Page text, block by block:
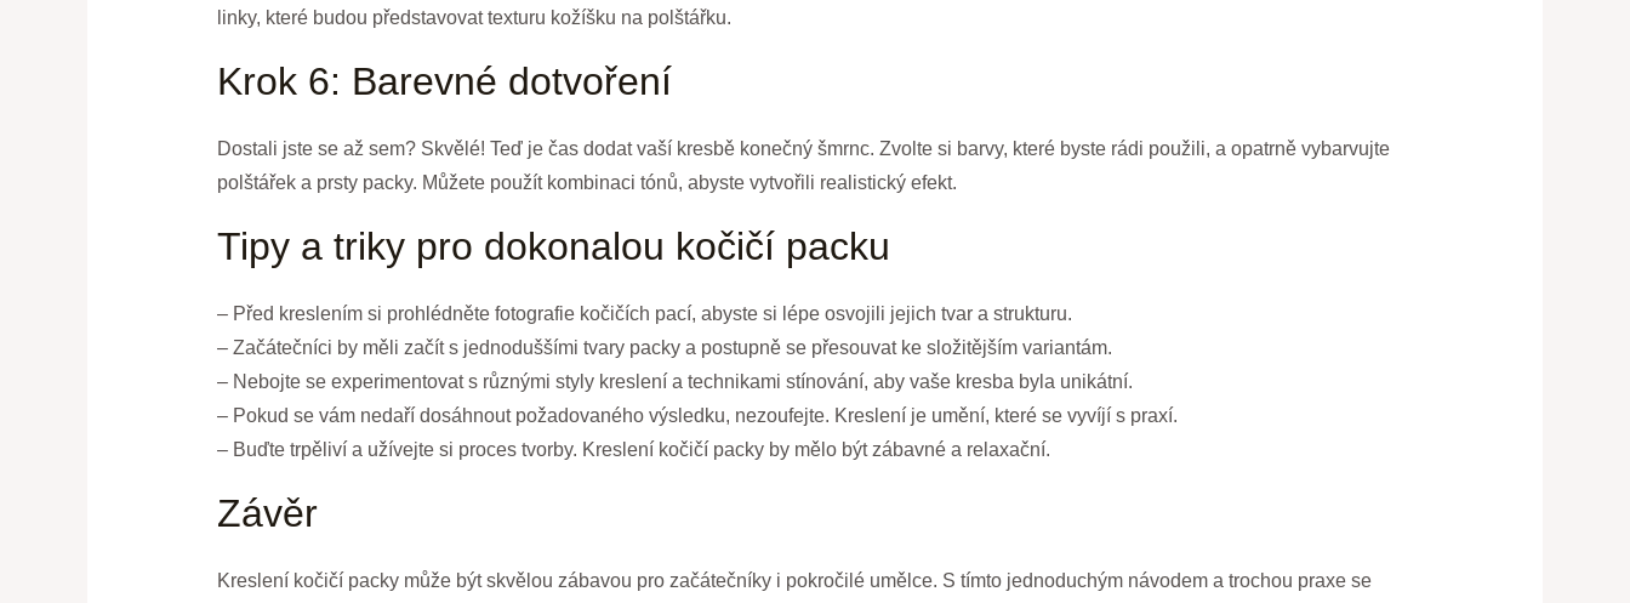
linky, které budou představovat texturu kožíšku na polštářku.
Krok 6: Barevné dotvoření
Dostali jste se až sem? Skvělé! Teď je čas dodat vaší kresbě konečný šmrnc. Zvolte si barvy, které byste rádi použili, a opatrně vybarvujte
polštářek a prsty packy. Můžete použít kombinaci tónů, abyste vytvořili realistický efekt.
Tipy a triky pro dokonalou kočičí packu
– Před kreslením si prohlédněte fotografie kočičích pací, abyste si lépe osvojili jejich tvar a strukturu.
– Začátečníci by měli začít s jednoduššími tvary packy a postupně se přesouvat ke složitějším variantám.
– Nebojte se experimentovat s různými styly kreslení a technikami stínování, aby vaše kresba byla unikátní.
– Pokud se vám nedaří dosáhnout požadovaného výsledku, nezoufejte. Kreslení je umění, které se vyvíjí s praxí.
– Buďte trpěliví a užívejte si proces tvorby. Kreslení kočičí packy by mělo být zábavné a relaxační.
Závěr
Kreslení kočičí packy může být skvělou zábavou pro začátečníky i pokročilé umělce. S tímto jednoduchým návodem a trochou praxe se